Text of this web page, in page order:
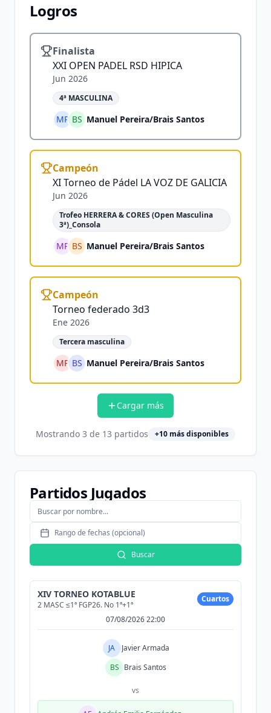
Logros
Finalista
XXI OPEN PADEL RSD HIPICA
Jun 2026
4ª MASCULINA
MP BS Manuel Pereira/Brais Santos
Campeón
XI Torneo de Pádel LA VOZ DE GALICIA
Jun 2026
Trofeo HERRERA & CORES (Open Masculina
3ª)_Consola
MP BS Manuel Pereira/Brais Santos
Campeón
Torneo federado 3d3
Ene 2026
Tercera masculina
MP BS Manuel Pereira/Brais Santos
Cargar más
Mostrando 3 de 13 partidos +10 más disponibles
Partidos Jugados
Rango de fechas (opcional)
Buscar
XIV TORNEO KOTABLUE
2 MASC ≤1ª FGP26. No 1ª+1ª
Cuartos
07/08/2026 22:00
JA
Javier Armada
BS Brais Santos
vs